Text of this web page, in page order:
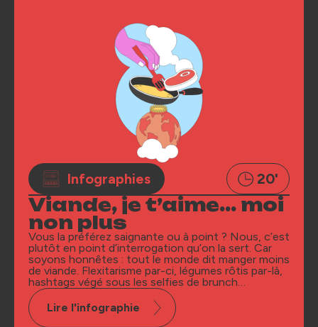
Infographies 20'
Viande, je t’aime… moi
non plus
Vous la préférez saignante ou à point ? Nous, c’est
plutôt en point d’interrogation qu’on la sert. Car
soyons honnêtes : tout le monde dit manger moins
de viande. Flexitarisme par-ci, légumes rôtis par-là,
hashtags végé sous les selfies de brunch…
Lire l'infographie